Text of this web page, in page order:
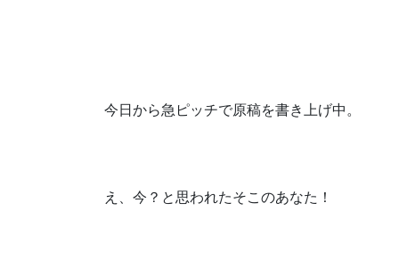
今日から急ピッチで原稿を書き上げ中。
え、今？と思われたそこのあなた！